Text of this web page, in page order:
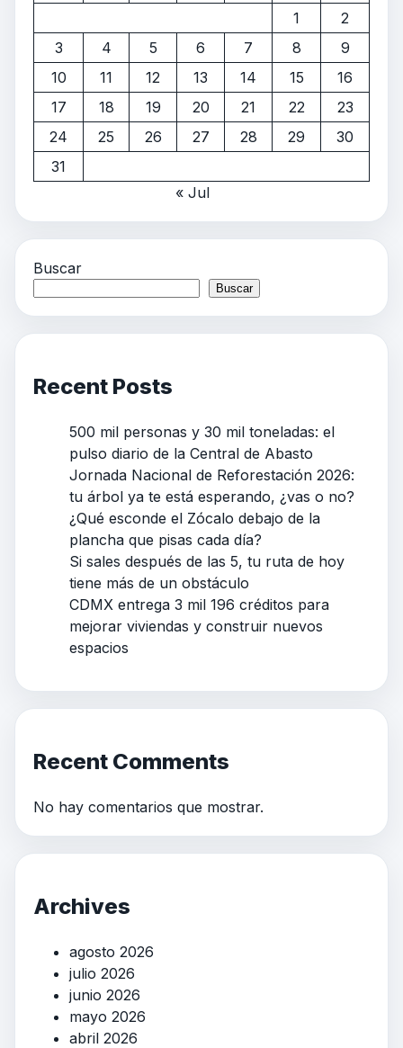
1
2
3
4 5 6 7 8
9
10
11 12 13 14 15
16
17
18 19 20 21 22
23
24
25 26 27 28 29
30
31
« Jul
Buscar
Buscar
Recent Posts
500 mil personas y 30 mil toneladas: el
pulso diario de la Central de Abasto
Jornada Nacional de Reforestación 2026:
tu árbol ya te está esperando, ¿vas o no?
¿Qué esconde el Zócalo debajo de la
plancha que pisas cada día?
Si sales después de las 5, tu ruta de hoy
tiene más de un obstáculo
CDMX entrega 3 mil 196 créditos para
mejorar viviendas y construir nuevos
espacios
Recent Comments
No hay comentarios que mostrar.
Archives
agosto 2026
julio 2026
junio 2026
mayo 2026
abril 2026